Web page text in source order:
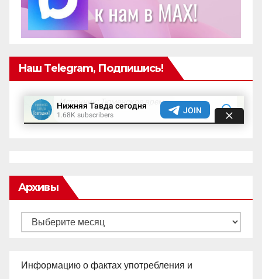
Наш Telegram, Подпишись!
Архивы
Архивы
Информацию о фактах употребления и